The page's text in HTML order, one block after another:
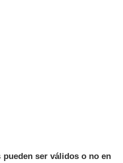
pueden ser válidos o no en